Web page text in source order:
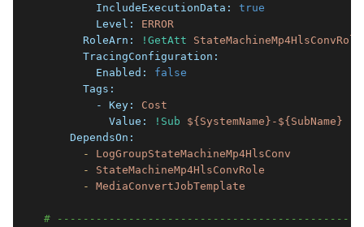
        IncludeExecutionData:
true
        Level:
ERROR
      RoleArn:
!GetAtt
      TracingConfiguration:
        Enabled:
false
      Tags:
        - Key:
Cost
          Value:
!Sub
${SystemName}-${SubName}
    DependsOn:
      -
LogGroupStateMachineMp4HlsConv
      -
StateMachineMp4HlsConvRole
      -
MediaConvertJobTemplate
#